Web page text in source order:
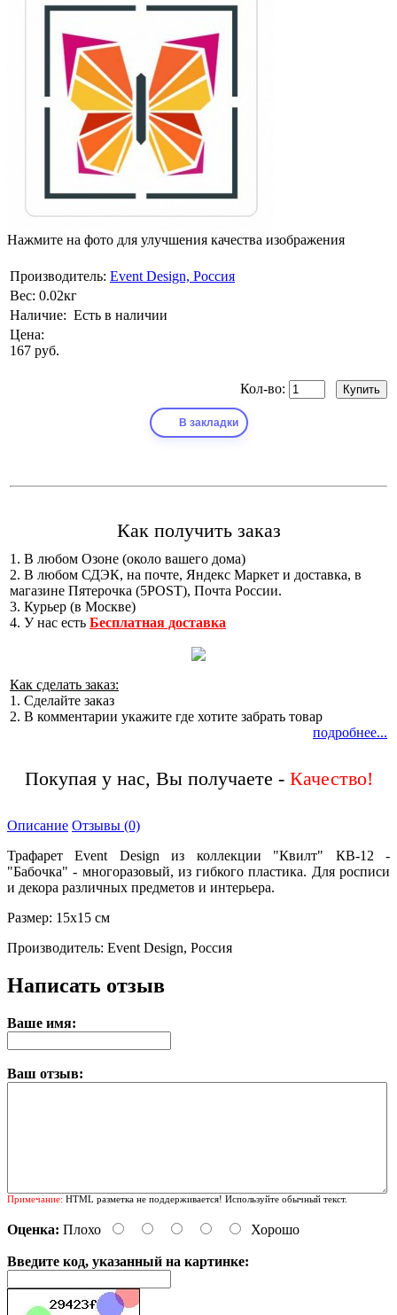
Нажмите на фото для улучшения качества изображения
Производитель: Event Design, Россия
Вес: 0.02кг
Наличие: Есть в наличии
Цена:
167 руб.
Кол-во:
В закладки
Как получить заказ
1. В любом Озоне (около вашего дома)
2. В любом СДЭК, на почте, Яндекс Маркет и доставка, в
магазине Пятерочка (5POST), Почта России.
3. Курьер (в Москве)
4. У нас есть Бесплатная доставка
Как сделать заказ:
1. Сделайте заказ
2. В комментарии укажите где хотите забрать товар
подробнее...
Покупая у нас, Вы получаете -
Описание Отзывы (0)
Трафарет Event Design из коллекции "Квилт" КВ-12 -
"Бабочка" - многоразовый, из гибкого пластика. Для росписи
и декора различных предметов и интерьера.
Размер: 15х15 см
Производитель: Event Design, Россия
Написать отзыв
Ваше имя:
Ваш отзыв:
Примечание: HTML разметка не поддерживается! Используйте обычный текст.
Оценка: Плохо Хорошо
Введите код, указанный на картинке: